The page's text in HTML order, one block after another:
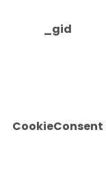
_gid
CookieConsent